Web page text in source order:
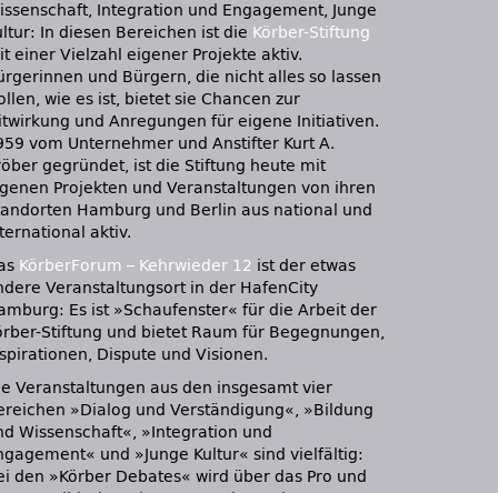
Integration und Engagement, Junge
In diesen Bereichen ist die Körber-Stiftung
einer Vielzahl eigener Projekte aktiv.
und Bürgern, die nicht alles so lassen
wie es ist, bietet sie Chancen zur
und Anregungen für eigene Initiativen.
vom Unternehmer und Anstifter Kurt A.
gegründet, ist die Stiftung heute mit
Projekten und Veranstaltungen von ihren
Hamburg und Berlin aus national und
aktiv.
KörberForum – Kehrwieder 12 ist der etwas
Veranstaltungsort in der HafenCity
Es ist »Schaufenster« für die Arbeit der
Stiftung und bietet Raum für Begegnungen,
Dispute und Visionen.
Veranstaltungen aus den insgesamt vier
»Dialog und Verständigung«, »Bildung
Wissenschaft«, »Integration und
und »Junge Kultur« sind vielfältig:
den »Körber Debates« wird über das Pro und